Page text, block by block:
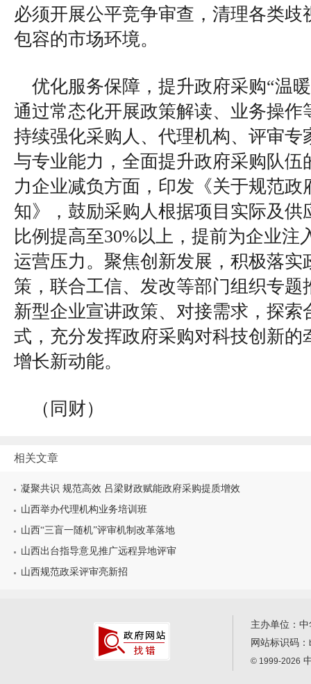
必须开展公平竞争审查，清理各类歧
包容的市场环境。
优化服务保障，提升政府采购“温
通过常态化开展政策解读、业务操作
持续强化采购人、代理机构、评审专
与专业能力，全面提升政府采购队伍
力企业减负方面，印发《关于规范政
知》，鼓励采购人根据项目实际及供
比例提高至30%以上，提前为企业注
运营压力。聚焦创新发展，积极落实
策，联合工信、发改等部门组织专题
新型企业宣讲政策、对接需求，探索
式，充分发挥政府采购对科技创新的
增长新动能。
（同财）
相关文章
凝聚共识 规范高效 吕梁财政赋能政府采购提质增效
山西举办代理机构业务培训班
山西“三盲一随机”评审机制改革落地
山西出台指导意见推广远程异地评审
山西规范政采评审亮新招
主办单位：
网站标识码：
© 1999-2026